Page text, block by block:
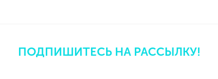
ПОДПИШИТЕСЬ НА РАССЫЛКУ!